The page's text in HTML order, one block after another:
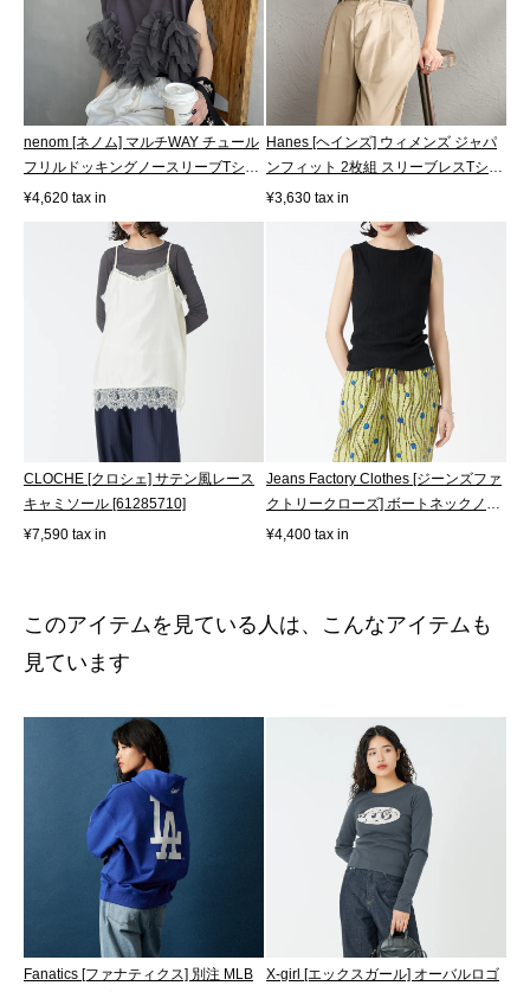
nenom [ネノム] マルチWAY チュール
フリルドッキングノースリーブTシャ
ツ [...
¥4,620 tax in
Hanes [ヘインズ] ウィメンズ ジャパ
ンフィット 2枚組 スリーブレスTシャ
ツ...
¥3,630 tax in
CLOCHE [クロシェ] サテン風レース
キャミソール [61285710]
¥7,590 tax in
Jeans Factory Clothes [ジーンズファ
クトリークローズ] ボートネックノ
ー...
¥4,400 tax in
このアイテムを見ている人は、こんなアイテムも
見ています
Fanatics [ファナティクス] 別注 MLB
X-girl [エックスガール] オーバルロゴ